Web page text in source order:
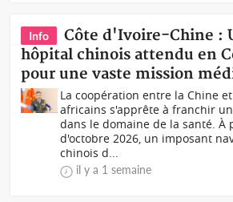
Info
Côte d'Ivoire-Chine :
hôpital chinois attendu en
pour une vaste mission
La coopération entre la Chine
africains s'apprête à franchir
dans le domaine de la santé. À
d'octobre 2026, un imposant
chinois d...
il y a 1 semaine